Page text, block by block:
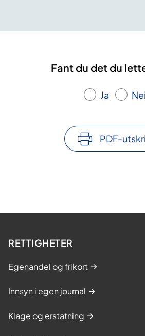
Fant du det du
Ja Nei
PDF-
RETTIGHETER
Egenandel og frikort
Innsyn i egen journal
Klage og erstatning